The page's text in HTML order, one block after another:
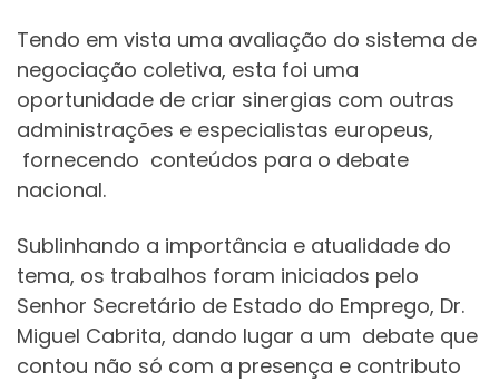
Tendo em vista uma avaliação do sistema de
negociação coletiva, esta foi uma
oportunidade de criar sinergias com outras
administrações e especialistas europeus,
fornecendo conteúdos para o debate
nacional.
Sublinhando a importância e atualidade do
tema, os trabalhos foram iniciados pelo
Senhor Secretário de Estado do Emprego, Dr.
Miguel Cabrita, dando lugar a um debate que
contou não só com a presença e contributo